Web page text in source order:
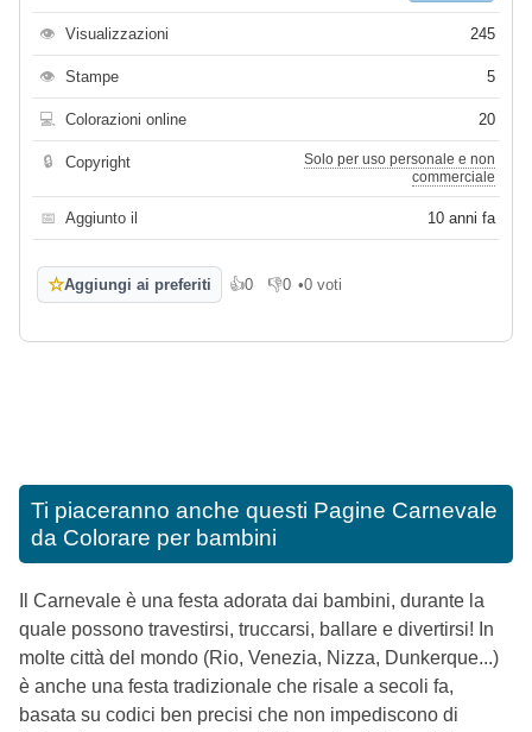
👁 Visualizzazioni 245
👁 Stampe 5
💻 Colorazioni online 20
🔒 Copyright
Solo per uso personale e non
commerciale
📅 Aggiunto il 10 anni fa
☆Aggiungi ai preferiti 👍0
Mi piace
👎0
Non mi piace
•0 voti
Ti piaceranno anche questi Pagine Carnevale
da Colorare per bambini
Il Carnevale è una festa adorata dai bambini, durante la
quale possono travestirsi, truccarsi, ballare e divertirsi! In
molte città del mondo (Rio, Venezia, Nizza, Dunkerque...)
è anche una festa tradizionale che risale a secoli fa,
basata su codici ben precisi che non impediscono di